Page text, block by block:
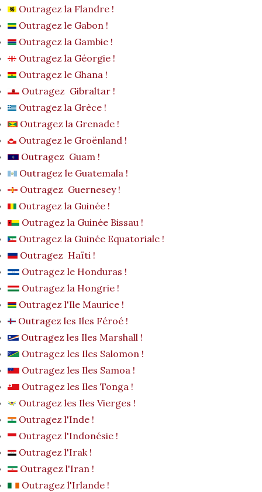
Outragez la Flandre !
Outragez le Gabon !
Outragez la Gambie !
Outragez la Géorgie !
Outragez le Ghana !
Outragez Gibraltar !
Outragez la Grèce !
Outragez la Grenade !
Outragez le Groënland !
Outragez Guam !
Outragez le Guatemala !
Outragez Guernesey !
Outragez la Guinée !
Outragez la Guinée Bissau !
Outragez la Guinée Equatoriale !
Outragez Haïti !
Outragez le Honduras !
Outragez la Hongrie !
Outragez l'Ile Maurice !
Outragez les Iles Féroé !
Outragez les Iles Marshall !
Outragez les Iles Salomon !
Outragez les Iles Samoa !
Outragez les Iles Tonga !
Outragez les Iles Vierges !
Outragez l'Inde !
Outragez l'Indonésie !
Outragez l'Irak !
Outragez l'Iran !
Outragez l'Irlande !